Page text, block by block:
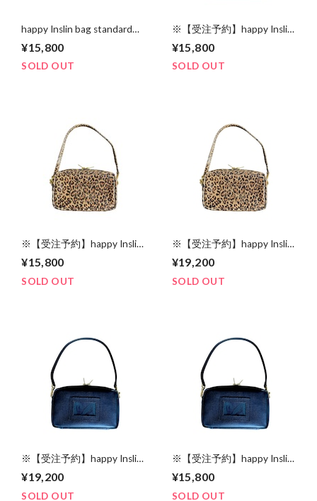
happy Inslin bag standard
¥15,800
SOLD OUT
※【受注予約】happy Inslin
leather”
¥15,800
SOLD OUT
※【受注予約】happy Inslin
leather”
¥15,800
SOLD OUT
※【受注予約】happy Inslin
“leopard leather”
¥19,200
SOLD OUT
※【受注予約】happy Inslin
“Black leather”
¥19,200
SOLD OUT
※【受注予約】happy Inslin
¥15,800
SOLD OUT